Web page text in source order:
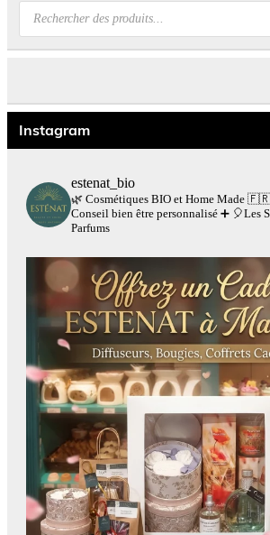
Recherche
produits
Instagram
estenat_bio
🌿 Cosmétiques BIO et Home Made 🇫🇷
Conseil bien être personnalisé➕🎈Les
Parfums